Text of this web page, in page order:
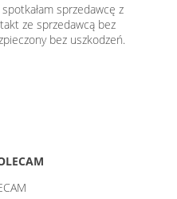
sprzedawcę z
ze sprzedawcą bez
bez uszkodzeń.